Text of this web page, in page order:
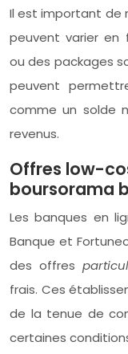
Il est important de
peuvent varier en
ou des packages
peuvent
comme un solde
revenus.
Offres low-
boursorama
Les banques en
Banque et
des offres
frais. Ces
de la tenue de
certaines